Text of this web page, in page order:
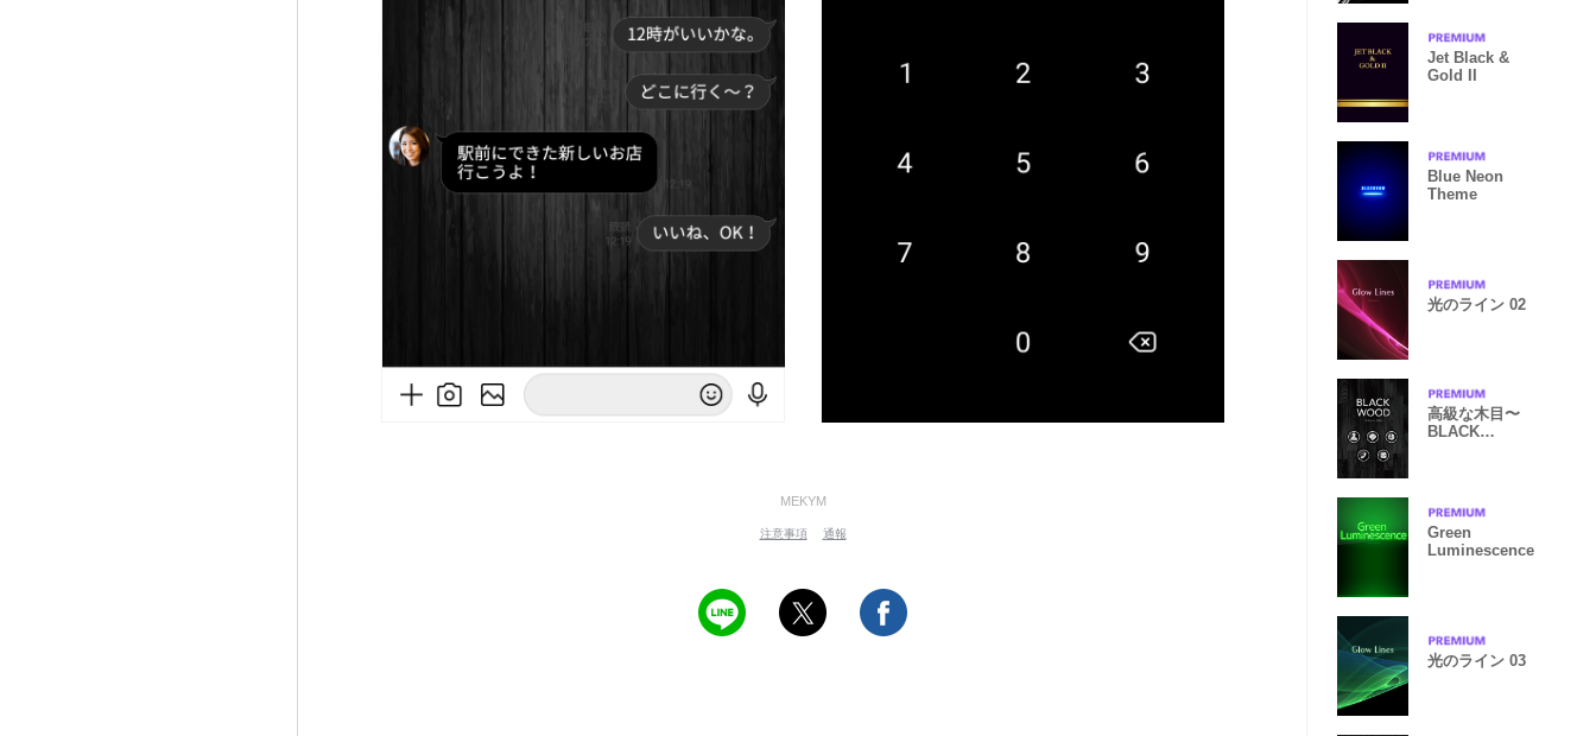
MEKYM
注意事項 通報
Jet Black &
Gold II
Blue Neon
Theme
光のライン 02
高級な木目〜
BLACK
Green
Luminescence
光のライン 03